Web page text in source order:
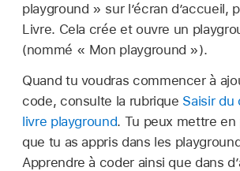
playground » sur l’écran d’accueil,
Livre. Cela crée et ouvre un
(nommé « Mon playground »).
Quand tu voudras commencer à
code, consulte la rubrique Saisir du
livre playground. Tu peux mettre
que tu as appris dans les
Apprendre à coder ainsi que dans